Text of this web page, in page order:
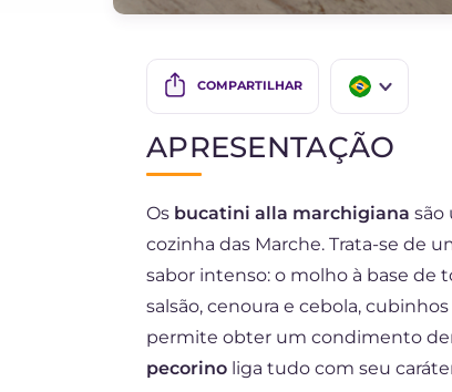
COMPARTILHAR
DE
FR
NL
APRESENTAÇÃO
Os bucatini alla marchigiana são
cozinha das Marche. Trata-se de
sabor intenso: o molho à base de
salsão, cenoura e cebola,
permite obter um condimento
pecorino liga tudo com seu